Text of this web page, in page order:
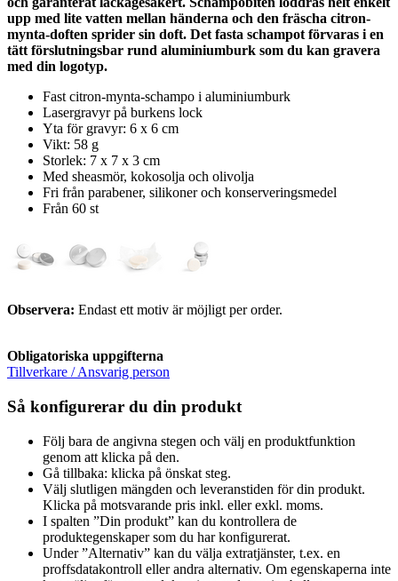
upp med lite vatten mellan händerna och den fräscha citron-
mynta-doften sprider sin doft. Det fasta schampot förvaras i en
tätt förslutningsbar rund aluminiumburk som du kan gravera
med din logotyp.
Fast citron-mynta-schampo i aluminiumburk
Lasergravyr på burkens lock
Yta för gravyr: 6 x 6 cm
Vikt: 58 g
Storlek: 7 x 7 x 3 cm
Med sheasmör, kokosolja och olivolja
Fri från parabener, silikoner och konserveringsmedel
Från 60 st
Observera: Endast ett motiv är möjligt per order.
Obligatoriska uppgifterna
Tillverkare / Ansvarig person
Så konfigurerar du din produkt
Följ bara de angivna stegen och välj en produktfunktion
genom att klicka på den.
Gå tillbaka: klicka på önskat steg.
Välj slutligen mängden och leveranstiden för din produkt.
Klicka på motsvarande pris inkl. eller exkl. moms.
I spalten ”Din produkt” kan du kontrollera de
produktegenskaper som du har konfigurerat.
Under ”Alternativ” kan du välja extratjänster, t.ex. en
proffsdatakontroll eller andra alternativ. Om egenskaperna inte